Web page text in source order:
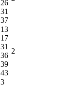
26
31
37
13
17
31
36
39
43
2
3